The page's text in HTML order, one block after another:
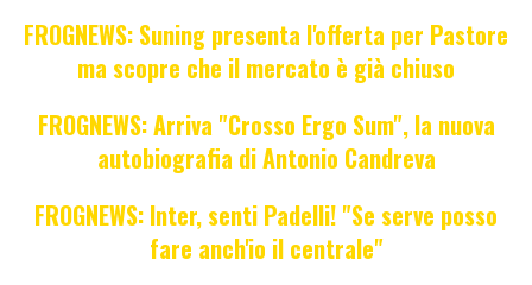
FROGNEWS: Suning presenta l'offerta per Pastore
ma scopre che il mercato è già chiuso
FROGNEWS: Arriva "Crosso Ergo Sum", la nuova
autobiografia di Antonio Candreva
FROGNEWS: Inter, senti Padelli! "Se serve posso
fare anch'io il centrale"